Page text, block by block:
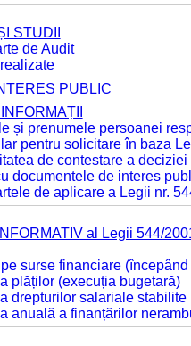
STUDII
de Audit
PUBLIC
și prenumele persoanei
pentru solicitare în baza
de contestare a
documentele de interes
de aplicare a Legii nr.
al Legii 544/
surse financiare
plăților (execuția bugetară)
drepturilor salariale
anuală a finanțărilor